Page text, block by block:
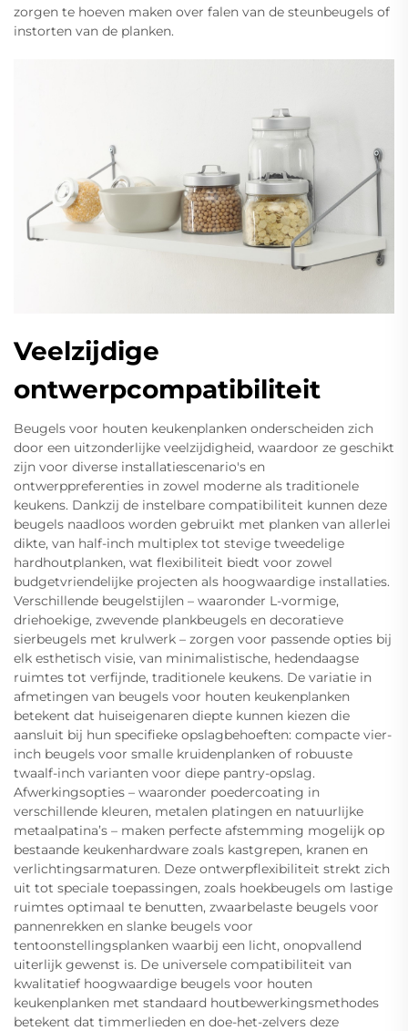
zorgen te hoeven maken over falen van de steunbeugels of
instorten van de planken.
Veelzijdige
ontwerpcompatibiliteit
Beugels voor houten keukenplanken onderscheiden zich
door een uitzonderlijke veelzijdigheid, waardoor ze geschikt
zijn voor diverse installatiescenario's en
ontwerppreferenties in zowel moderne als traditionele
keukens. Dankzij de instelbare compatibiliteit kunnen deze
beugels naadloos worden gebruikt met planken van allerlei
dikte, van half-inch multiplex tot stevige tweedelige
hardhoutplanken, wat flexibiliteit biedt voor zowel
budgetvriendelijke projecten als hoogwaardige installaties.
Verschillende beugelstijlen – waaronder L-vormige,
driehoekige, zwevende plankbeugels en decoratieve
sierbeugels met krulwerk – zorgen voor passende opties bij
elk esthetisch visie, van minimalistische, hedendaagse
ruimtes tot verfijnde, traditionele keukens. De variatie in
afmetingen van beugels voor houten keukenplanken
betekent dat huiseigenaren diepte kunnen kiezen die
aansluit bij hun specifieke opslagbehoeften: compacte vier-
inch beugels voor smalle kruidenplanken of robuuste
twaalf-inch varianten voor diepe pantry-opslag.
Afwerkingsopties – waaronder poedercoating in
verschillende kleuren, metalen platingen en natuurlijke
metaalpatina’s – maken perfecte afstemming mogelijk op
bestaande keukenhardware zoals kastgrepen, kranen en
verlichtingsarmaturen. Deze ontwerpflexibiliteit strekt zich
uit tot speciale toepassingen, zoals hoekbeugels om lastige
ruimtes optimaal te benutten, zwaarbelaste beugels voor
pannenrekken en slanke beugels voor
tentoonstellingsplanken waarbij een licht, onopvallend
uiterlijk gewenst is. De universele compatibiliteit van
kwalitatief hoogwaardige beugels voor houten
keukenplanken met standaard houtbewerkingsmethodes
betekent dat timmerlieden en doe-het-zelvers deze